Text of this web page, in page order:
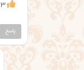
3
پاسخ